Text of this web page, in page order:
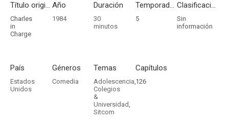
Título original
Charles
in
Charge
Año
1984
Duración
30
minutos
Temporadas
5
Clasificación por edades
Sin
información
País
Estados
Unidos
Géneros
Comedia
Temas
Adolescencia,
Colegios
&
Universidad,
Sitcom
Capítulos
126